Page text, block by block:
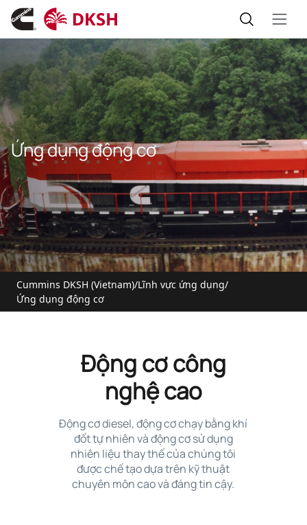
Ứng dụng động cơ
Cummins DKSH (Vietnam)/Lĩnh vực ứng dụng/
Ứng dụng động cơ
Động cơ công
nghệ cao
Động cơ diesel, động cơ chạy bằng khí
đốt tự nhiên và động cơ sử dụng
nhiên liệu thay thế của chúng tôi
được chế tạo dựa trên kỹ thuật
chuyên môn cao và đáng tin cậy.